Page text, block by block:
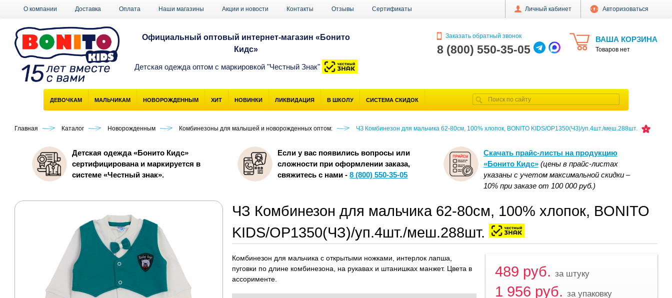
Личный кабинет Авторизоваться
О компании Доставка Оплата Наши магазины Акции и новости Контакты Отзывы Сертификаты
ВАША КОРЗИНА
Товаров нет
Заказать обратный звонок
8 (800) 550-35-05
Официальный оптовый интернет-магазин «Бонито
Кидс»
Детская одежда оптом с маркировкой "Честный Знак"
ДЕВОЧКАМ МАЛЬЧИКАМ НОВОРОЖДЕННЫМ ХИТ НОВИНКИ ЛИКВИДАЦИЯ В ШКОЛУ СИСТЕМА СКИДОК
Главная Каталог Новорожденным Комбинезоны для малышей и новорожденных оптом: ЧЗ Комбинезон для мальчика 62-80см, 100% хлопок, BONITO KIDS/OP1350(ЧЗ)/уп.4шт./меш.288шт.
Детская одежда «Бонито Кидс»
сертифицирована и маркируется в
системе «Честный знак».
Если у вас появились вопросы или
сложности при оформлении заказа,
свяжитесь с нами -8 (800) 550-35-05
Скачать прайс-листы на продукцию
«Бонито Кидс» (цены в прайс-листах
указаны с учетом максимальной скидки –
10% при заказе от 100 000 руб.)
ЧЗ Комбинезон для мальчика 62-80см, 100% хлопок, BONITO
KIDS/OP1350(ЧЗ)/уп.4шт./меш.288шт.
Комбинезон для мальчика с открытыми ножками, интерлок лапша,
пуговки по длине комбинезона, на рукавах и штанишках манжет. Цвета в
ассорименте.
489 руб. за штуку
1 956 руб. за упаковку